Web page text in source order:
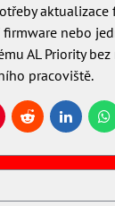
aktualizace
nebo
AL Priority
pracoviště.
Reddit LinkedIn